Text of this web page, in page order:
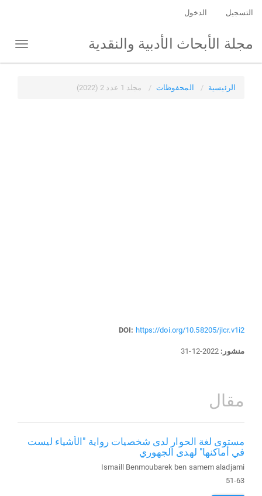
الرئيسي
التسجيل الدخول
Toggle
مجلة الأبحاث الأدبية والنقدية
الرئيسية المحفوظات مجلد 1 عدد 2 (2022)
DOI: https://doi.org/10.58205/jlcr.v1i2
منشور: 2022-12-31
مقال
مستوى لغة الحوار لدى شخصيات رواية "الأشياء ليست
في أماكنها" لهدى الجهوري
Ismaill Benmoubarek ben samem aladjami
51-63